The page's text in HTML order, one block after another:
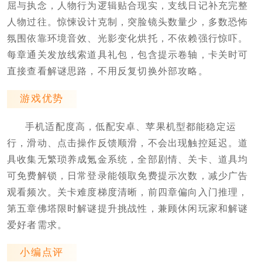
屈与执念，人物行为逻辑贴合现实，支线日记补充完整
人物过往。惊悚设计克制，突脸镜头数量少，多数恐怖
氛围依靠环境音效、光影变化烘托，不依赖强行惊吓。
每章通关发放线索道具礼包，包含提示卷轴，卡关时可
直接查看解谜思路，不用反复切换外部攻略。
游戏优势
手机适配度高，低配安卓、苹果机型都能稳定运
行，滑动、点击操作反馈顺滑，不会出现触控延迟。道
具收集无繁琐养成氪金系统，全部剧情、关卡、道具均
可免费解锁，日常登录能领取免费提示次数，减少广告
观看频次。关卡难度梯度清晰，前四章偏向入门推理，
第五章佛塔限时解谜提升挑战性，兼顾休闲玩家和解谜
爱好者需求。
小编点评